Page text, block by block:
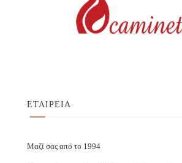
ΕΤΑΙΡΕΙΑ
Μαζί σας από το 1994